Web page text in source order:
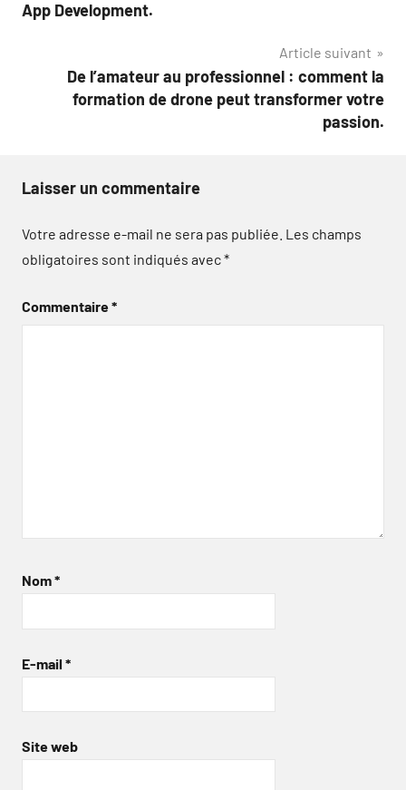
App Development.
Article suivant
De l’amateur au professionnel : comment la
formation de drone peut transformer votre
passion.
Laisser un commentaire
Votre adresse e-mail ne sera pas publiée. Les champs
obligatoires sont indiqués avec*
Commentaire*
Nom*
E-mail *
Site web